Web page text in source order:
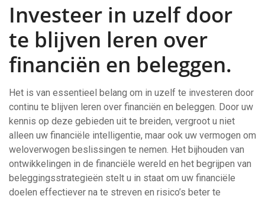
Investeer in uzelf door
te blijven leren over
financiën en beleggen.
Het is van essentieel belang om in uzelf te investeren door
continu te blijven leren over financiën en beleggen. Door uw
kennis op deze gebieden uit te breiden, vergroot u niet
alleen uw financiële intelligentie, maar ook uw vermogen om
weloverwogen beslissingen te nemen. Het bijhouden van
ontwikkelingen in de financiële wereld en het begrijpen van
beleggingsstrategieën stelt u in staat om uw financiële
doelen effectiever na te streven en risico’s beter te